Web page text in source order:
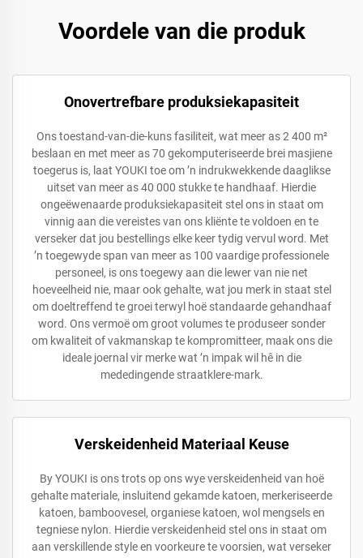
Voordele van die produk
Onovertrefbare produksiekapasiteit
Ons toestand-van-die-kuns fasiliteit, wat meer as 2 400 m²
beslaan en met meer as 70 gekomputeriseerde brei masjiene
toegerus is, laat YOUKI toe om ’n indrukwekkende daaglikse
uitset van meer as 40 000 stukke te handhaaf. Hierdie
ongeëwenaarde produksiekapasiteit stel ons in staat om
vinnig aan die vereistes van ons kliënte te voldoen en te
verseker dat jou bestellings elke keer tydig vervul word. Met
’n toegewyde span van meer as 100 vaardige professionele
personeel, is ons toegewy aan die lewer van nie net
hoeveelheid nie, maar ook gehalte, wat jou merk in staat stel
om doeltreffend te groei terwyl hoë standaarde gehandhaaf
word. Ons vermoë om groot volumes te produseer sonder
om kwaliteit of vakmanskap te kompromitteer, maak ons die
ideale joernal vir merke wat ’n impak wil hê in die
mededingende straatklere-mark.
Verskeidenheid Materiaal Keuse
By YOUKI is ons trots op ons wye verskeidenheid van hoë
gehalte materiale, insluitend gekamde katoen, merkeriseerde
katoen, bamboovesel, organiese katoen, wol mengsels en
tegniese nylon. Hierdie verskeidenheid stel ons in staat om
aan verskillende style en voorkeure te voorsien, wat verseker